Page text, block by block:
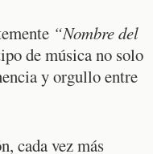
“Nombre del
de música no solo
y orgullo entre
cada vez más